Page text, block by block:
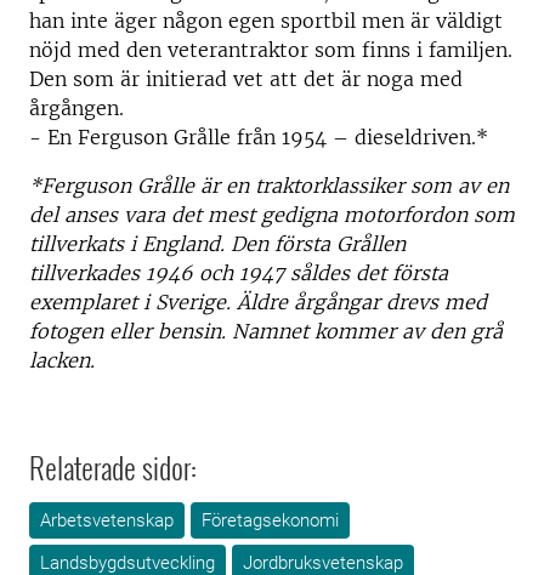
han inte äger någon egen sportbil men är väldigt
nöjd med den veterantraktor som finns i familjen.
Den som är initierad vet att det är noga med
årgången.
- En Ferguson Grålle från 1954 – dieseldriven.*
*Ferguson Grålle är en traktorklassiker som av en
del anses vara det mest gedigna motorfordon som
tillverkats i England. Den första Grållen
tillverkades 1946 och 1947 såldes det första
exemplaret i Sverige. Äldre årgångar drevs med
fotogen eller bensin. Namnet kommer av den grå
lacken.
Relaterade sidor:
Arbetsvetenskap
Företagsekonomi
Landsbygdsutveckling
Jordbruksvetenskap